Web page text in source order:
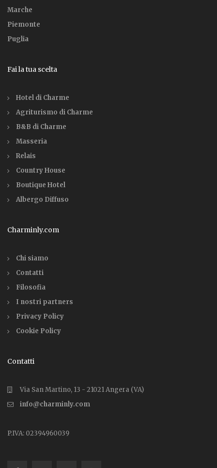
Marche
Piemonte
Puglia
Fai la tua scelta
Hotel di Charme
Agriturismo di Charme
B&B di Charme
Masseria
Relais
Country House
Boutique Hotel
Albergo Diffuso
Charminly.com
Chi siamo
Contatti
Filosofia
I nostri partners
Privacy Policy
Cookie Policy
Contatti
Via San Martino, 13 - 21021 Angera (VA)
info@charminly.com
P.IVA: 02394960039